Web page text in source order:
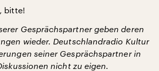
bitte!
Gesprächspartner geben deren
wieder. Deutschlandradio Kultur
seiner Gesprächspartner in
nicht zu eigen.